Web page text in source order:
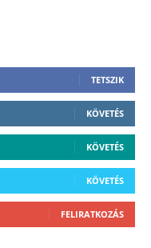
TETSZIK
KÖVETÉS
KÖVETÉS
KÖVETÉS
FELIRATKOZÁS